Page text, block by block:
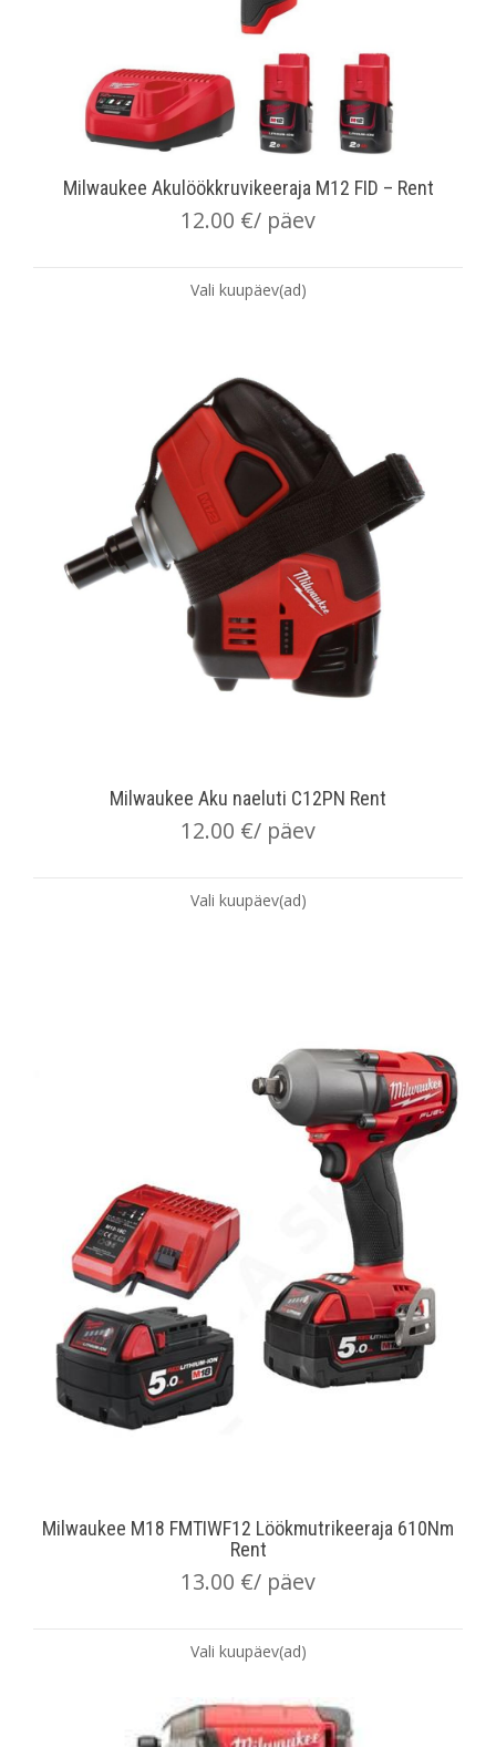
Milwaukee Akulöökkruvikeeraja M12 FID – Rent
12.00 €/ päev
Vali kuupäev(ad)
Milwaukee Aku naeluti C12PN Rent
12.00 €/ päev
Vali kuupäev(ad)
Milwaukee M18 FMTIWF12 Löökmutrikeeraja 610Nm
Rent
13.00 €/ päev
Vali kuupäev(ad)